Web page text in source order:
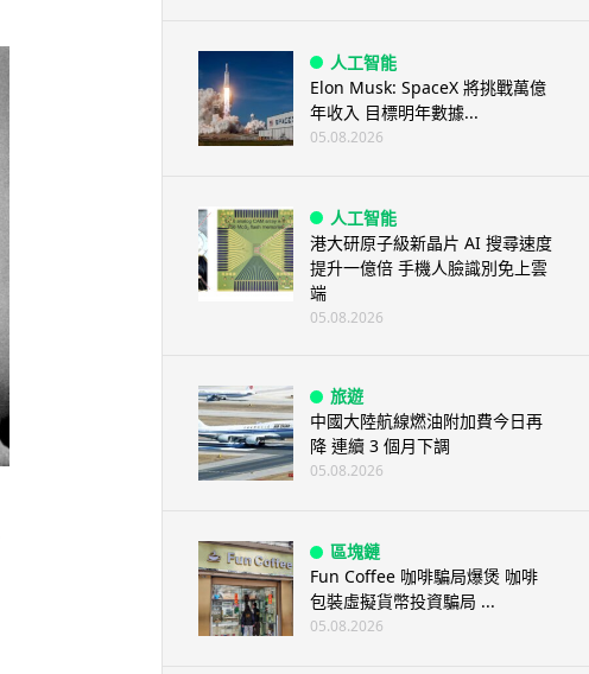
人工智能
Elon Musk: SpaceX 將挑戰萬億
年收入 目標明年數據...
05.08.2026
人工智能
港大研原子級新晶片 AI 搜尋速度
提升一億倍 手機人臉識別免上雲
端
05.08.2026
旅遊
中國大陸航線燃油附加費今日再
降 連續 3 個月下調
05.08.2026
區塊鏈
Fun Coffee 咖啡騙局爆煲 咖啡
包裝虛擬貨幣投資騙局 ...
05.08.2026